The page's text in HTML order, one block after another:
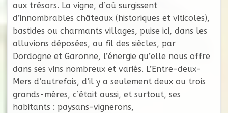
aux trésors. La vigne, d’où surgissent
d’innombrables châteaux (historiques et viticoles),
bastides ou charmants villages, puise ici, dans les
alluvions déposées, au fil des siècles, par
Dordogne et Garonne, l’énergie qu’elle nous offre
dans ses vins nombreux et variés. L’Entre-deux-
Mers d’autrefois, d’il y a seulement deux ou trois
grands-mères, c’était aussi, et surtout, ses
habitants : paysans-vignerons,